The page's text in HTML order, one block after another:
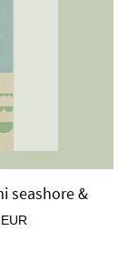
seashore &